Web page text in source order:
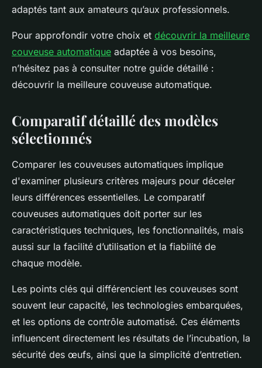
adaptés tant aux amateurs qu’aux professionnels.
Pour approfondir votre choix et découvrir la meilleure
couveuse automatique adaptée à vos besoins,
n’hésitez pas à consulter notre guide détaillé :
découvrir la meilleure couveuse automatique.
Comparatif détaillé des modèles
sélectionnés
Comparer les couveuses automatiques implique
d'examiner plusieurs critères majeurs pour déceler
leurs différences essentielles. Le comparatif
couveuses automatiques doit porter sur les
caractéristiques techniques, les fonctionnalités, mais
aussi sur la facilité d’utilisation et la fiabilité de
chaque modèle.
Les points clés qui différencient les couveuses sont
souvent leur capacité, les technologies embarquées,
et les options de contrôle automatisé. Ces éléments
influencent directement les résultats de l’incubation, la
sécurité des œufs, ainsi que la simplicité d’entretien.